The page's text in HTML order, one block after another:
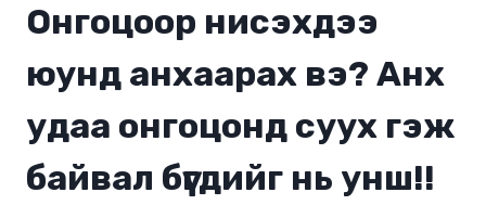
Онгоцоор нисэхдээ
юунд анхаарах вэ? Анх
удаа онгоцонд суух гэж
байвал бүгдийг нь унш!!